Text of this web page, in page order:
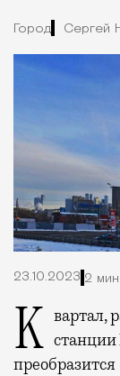
Город Сергей
23.10.2023 2
Квартал, расположенный неподалеку от станции
преобразится